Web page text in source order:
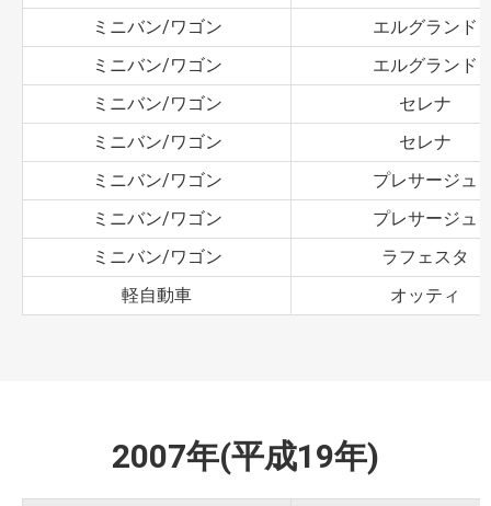
ミニバン/ワゴン
エルグランド
ミニバン/ワゴン
エルグランド
ミニバン/ワゴン
セレナ
ミニバン/ワゴン
セレナ
ミニバン/ワゴン
プレサージュ
ミニバン/ワゴン
プレサージュ
ミニバン/ワゴン
ラフェスタ
軽自動車
オッティ
2007年(平成19年)